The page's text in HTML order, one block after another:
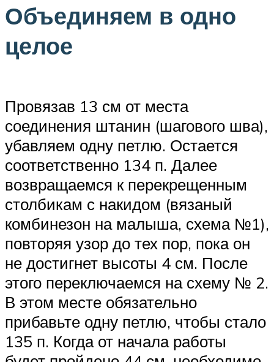
Объединяем в одно
целое
Провязав 13 см от места
соединения штанин (шагового шва),
убавляем одну петлю. Остается
соответственно 134 п. Далее
возвращаемся к перекрещенным
столбикам с накидом (вязаный
комбинезон на малыша, схема №1),
повторяя узор до тех пор, пока он
не достигнет высоты 4 см. После
этого переключаемся на схему № 2.
В этом месте обязательно
прибавьте одну петлю, чтобы стало
135 п. Когда от начала работы